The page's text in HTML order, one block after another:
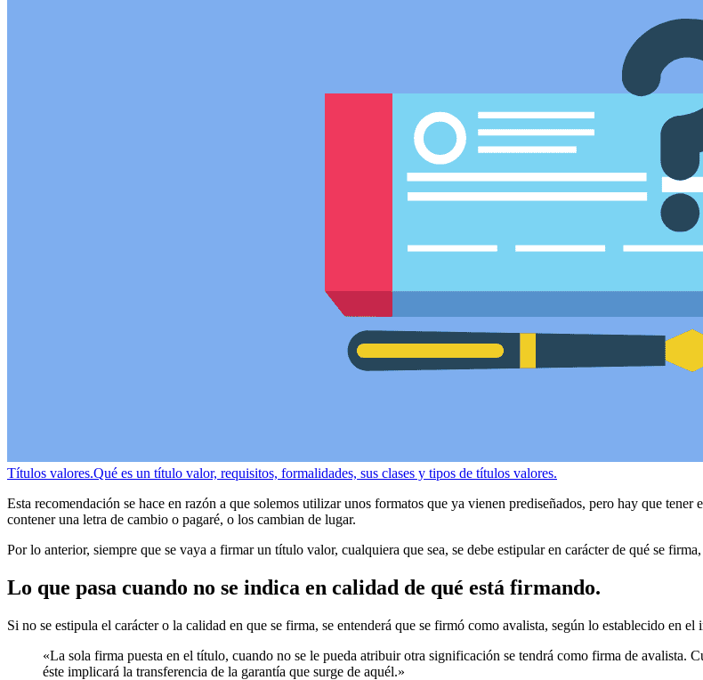
Títulos valores.Qué es un título valor, requisitos, formalidades, sus clases y tipos de títulos valores.
Esta recomendación se hace en razón a que solemos utilizar unos formatos que ya vienen prediseñados, pero hay que
contener una letra de cambio o pagaré, o los cambian de lugar.
Por lo anterior, siempre que se vaya a firmar un título valor, cualquiera que sea, se debe estipular en carácter de qué se
Lo que pasa cuando no se indica en calidad de qué está firmando.
Si no se estipula el carácter o la calidad en que se firma, se entenderá que se firmó como avalista, según lo establecido en
«La sola firma puesta en el título, cuando no se le pueda atribuir otra significación se tendrá como firma de avalista.
éste implicará la transferencia de la garantía que surge de aquél.»